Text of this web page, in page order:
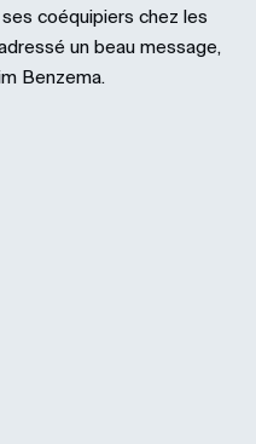
coéquipiers chez les
un beau message,
Benzema.